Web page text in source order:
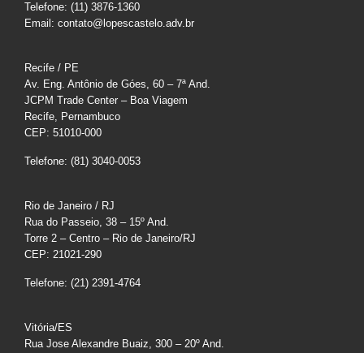
Telefone: (11) 3876-1360
Email: contato@lopescastelo.adv.br
Recife / PE
Av. Eng. Antônio de Góes, 60 – 7ª And.
JCPM Trade Center – Boa Viagem
Recife, Pernambuco
CEP: 51010-000
Telefone: (81) 3040-0053
Rio de Janeiro / RJ
Rua do Passeio, 38 – 15º And.
Torre 2 – Centro – Rio de Janeiro/RJ
CEP: 21021-290
Telefone: (21) 2391-4764
Vitória/ES
Rua Jose Alexandre Buaiz, 300 – 20º And.